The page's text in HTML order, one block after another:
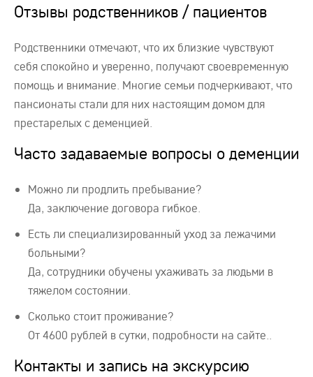
Отзывы родственников / пациентов
Родственники отмечают, что их близкие чувствуют
себя спокойно и уверенно, получают своевременную
помощь и внимание. Многие семьи подчеркивают, что
пансионаты стали для них настоящим домом для
престарелых с деменцией.
Часто задаваемые вопросы о деменции
Можно ли продлить пребывание?
Да, заключение договора гибкое.
Есть ли специализированный уход за лежачими
больными?
Да, сотрудники обучены ухаживать за людьми в
тяжелом состоянии.
Сколько стоит проживание?
От 4600 рублей в сутки, подробности на сайте..
Контакты и запись на экскурсию